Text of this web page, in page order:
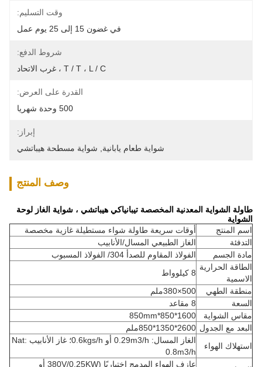
وقت التسليم:
في غضون 15 إلى 25 يوم عمل
شروط الدفع:
T / T ، L / C ، غرب الاتحاد
القدرة على العرض:
500 وحدة شهريا
إبراز:
شواية طعام يابانية
شواية مسطحة هيباتشي
وصف المنتج
طاولة الشواية المعدنية المخصصة تيبانياكي هيباتشي ، شواية الغاز لوحة
الشواية
اسم المنتج
أوقات سريعة طاولة شواء مستطيلة غازية مخصصة
التدفئة
الغاز الطبيعي المسال/الأنابيب
مادة الجسم
الفولاذ المقاوم للصدأ 304/ الفولاذ المسبوب
الطاقة الحرارية
الاسمية
8 كيلوواط
منطقة الطهي
500×380ملم
السعة
8 مقاعد
مقاس الشواية
1600*850*850mm
البعد مع الجدول 2600*1350*850ملم
استهلاك الهواء
الغاز المسال: 0.29m3/h أو 0.6kgs/h؛ غاز الأنابيب Nat:
0.8m3/h
عازف الهواء المدمج اختياريًا (380V/0.25KW أو